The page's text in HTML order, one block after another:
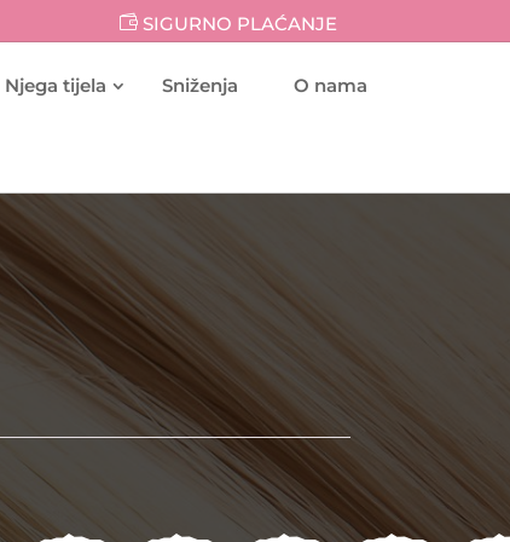
SIGURNO PLAĆANJE
Njega tijela Sniženja O nama